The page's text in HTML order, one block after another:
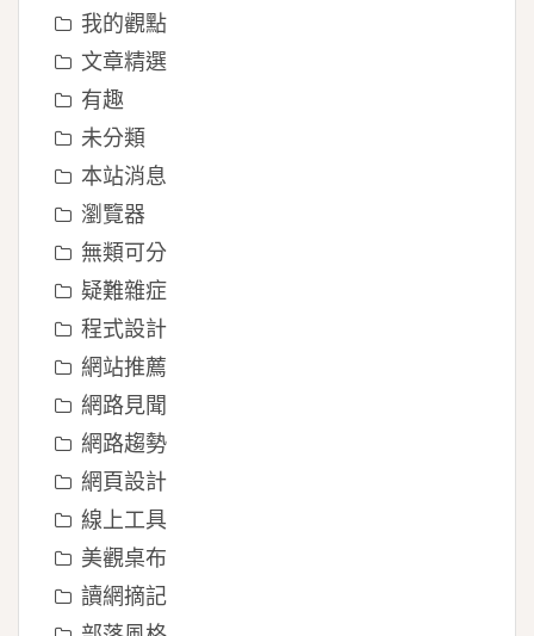
我的觀點
文章精選
有趣
未分類
本站消息
瀏覽器
無類可分
疑難雜症
程式設計
網站推薦
網路見聞
網路趨勢
網頁設計
線上工具
美觀桌布
讀網摘記